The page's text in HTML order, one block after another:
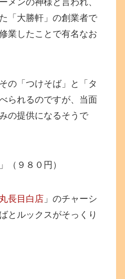
「大勝軒」の創業者で
業したことで有名なお
の「つけそば」と「タ
られるのですが、当面
の提供になるそうで
（９８０円）
長目白店 」のチャーシ
とルックスがそっくり